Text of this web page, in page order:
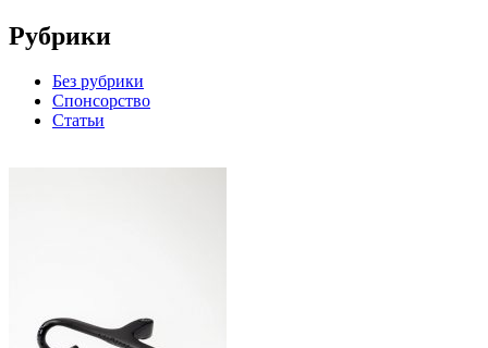
Рубрики
Без рубрики
Спонсорство
Статьи